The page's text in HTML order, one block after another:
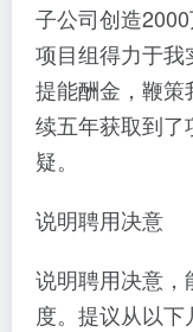
子公司创造
项目组得力于
提能酬金，鞭
续五年获取到了
疑。
说明聘用决意
说明聘用决意
度。提议从以下